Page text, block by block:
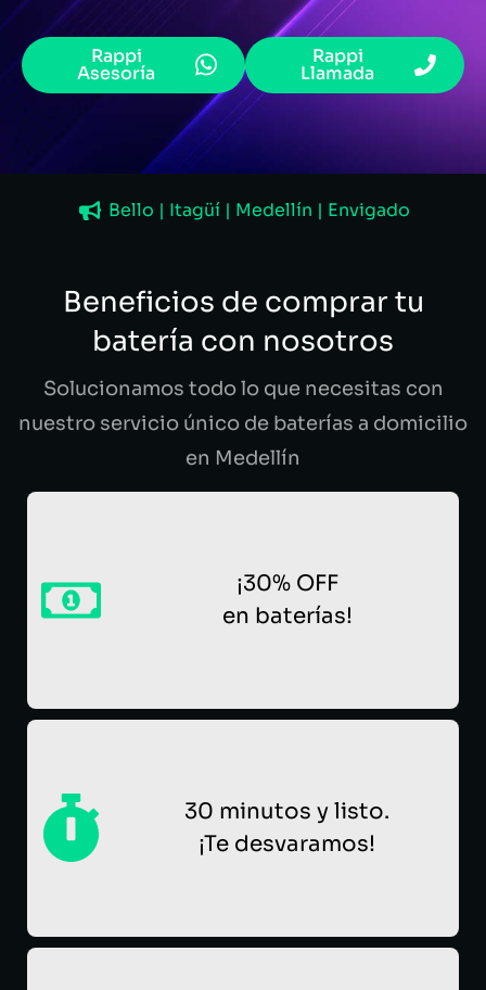
Rappi
Asesoría
Rappi
Llamada
Bello | Itagüí | Medellín | Envigado
Beneficios de comprar tu
batería con nosotros
Solucionamos todo lo que necesitas con
nuestro servicio único de baterías a domicilio
en Medellín
¡30% OFF
en baterías!
30 minutos y listo.
¡Te desvaramos!